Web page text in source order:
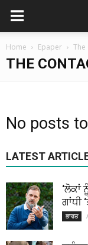
Home Epaper The
THE
No posts
LATEST
‘ਲੋਕਾਂ
ਗਾਂਧੀ
ਭਾਰਤ